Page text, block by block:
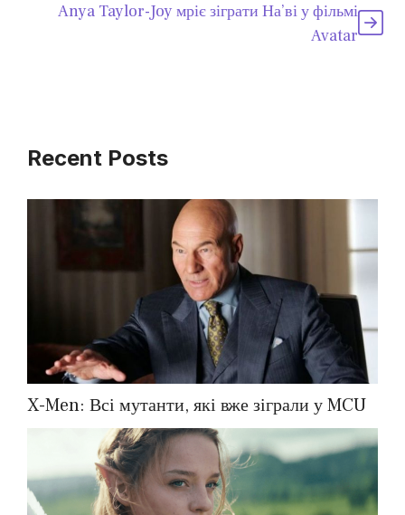
Anya Taylor-Joy мріє зіграти На’ві у фільмі
Avatar
Recent Posts
X-Men: Всі мутанти, які вже зіграли у MCU